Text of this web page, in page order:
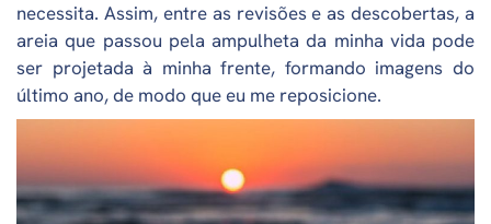
necessita. Assim, entre as revisões e as descobertas, a
areia que passou pela ampulheta da minha vida pode
ser projetada à minha frente, formando imagens do
último ano, de modo que eu me reposicione.